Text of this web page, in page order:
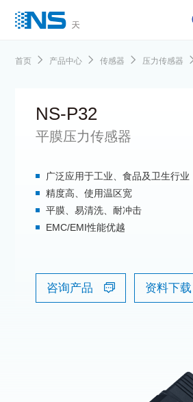
首页 产品中心 传感器 压力传感器
NS-P32
平膜压力传感器
广泛应用于工业、食品及卫生行业
精度高、使用温区宽
平膜、易清洗、耐冲击
EMC/EMI性能优越
咨询产品 资料下载